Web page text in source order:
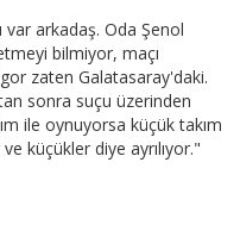
var arkadaş. Oda Şenol
bilmiyor, maçı
zaten Galatasaray'daki.
sonra suçu üzerinden
ile oynuyorsa küçük takım
küçükler diye ayrılıyor."